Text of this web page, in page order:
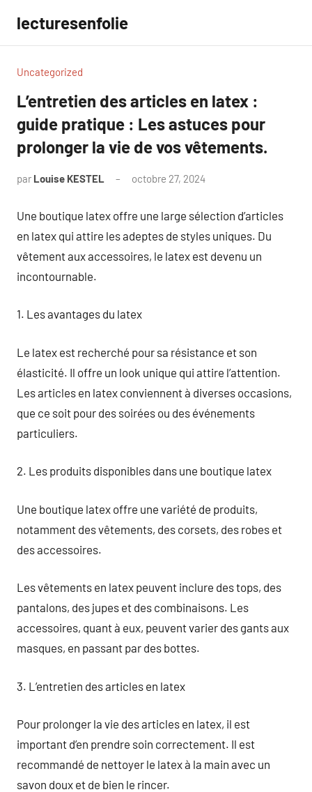
contenu
lecturesenfolie
Uncategorized
L’entretien des articles en latex :
guide pratique : Les astuces pour
prolonger la vie de vos vêtements.
par Louise KESTEL octobre 27, 2024
Une boutique latex offre une large sélection d’articles
en latex qui attire les adeptes de styles uniques. Du
vêtement aux accessoires, le latex est devenu un
incontournable.
1. Les avantages du latex
Le latex est recherché pour sa résistance et son
élasticité. Il offre un look unique qui attire l’attention.
Les articles en latex conviennent à diverses occasions,
que ce soit pour des soirées ou des événements
particuliers.
2. Les produits disponibles dans une boutique latex
Une boutique latex offre une variété de produits,
notamment des vêtements, des corsets, des robes et
des accessoires.
Les vêtements en latex peuvent inclure des tops, des
pantalons, des jupes et des combinaisons. Les
accessoires, quant à eux, peuvent varier des gants aux
masques, en passant par des bottes.
3. L’entretien des articles en latex
Pour prolonger la vie des articles en latex, il est
important d’en prendre soin correctement. Il est
recommandé de nettoyer le latex à la main avec un
savon doux et de bien le rincer.